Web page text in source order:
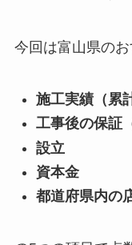
今回は富山県のお
施工実績（累
工事後の保証
設立
資本金
都道府県内の